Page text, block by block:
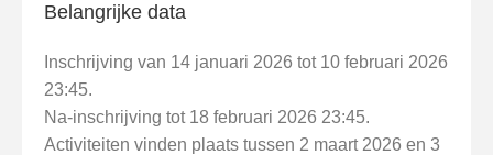
Belangrijke data
Inschrijving van 14 januari 2026 tot 10 februari 2026
23:45.
Na-inschrijving tot 18 februari 2026 23:45.
Activiteiten vinden plaats tussen 2 maart 2026 en 3